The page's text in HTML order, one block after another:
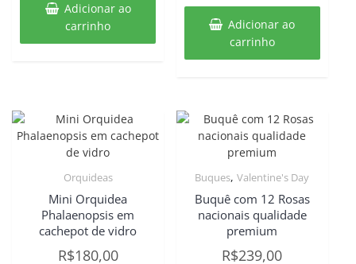
Adicionar ao
carrinho
Adicionar ao
carrinho
Orquideas
Mini Orquidea
Phalaenopsis em
cachepot de vidro
R$180,00
Buques,Valentine's Day
Buquê com 12 Rosas
nacionais qualidade
premium
R$239,00